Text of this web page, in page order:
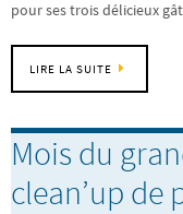
pour ses trois délicieux
LIRE LA SUITE
Mois du
clean’up de